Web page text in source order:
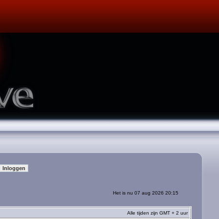
Het is nu 07 aug 2026 20:15
Alle tijden zijn GMT + 2 uur